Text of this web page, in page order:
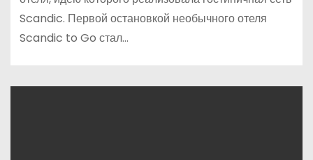
Scandic. Первой остановкой необычного отеля
Scandic to Go стал…